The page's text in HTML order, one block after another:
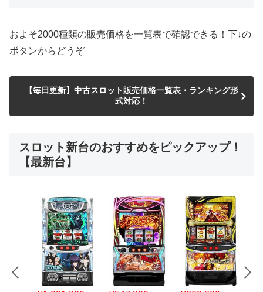
およそ2000種類の販売価格を一覧表で確認できる！下↓の
ボタンからどうぞ
【毎日更新】中古スロット販売価格一覧表・ランキング形
式対応！
スロット新台のおすすめをピックアップ！
【最新台】